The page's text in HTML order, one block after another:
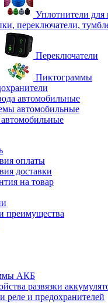
Уплотнители для
переключатели,
Переключатели
Пиктограммы
автомобильные
автомобильные
автомобильные
оплаты
доставки
на товар
преимущества
АКБ
развязки
реле и предохранителей